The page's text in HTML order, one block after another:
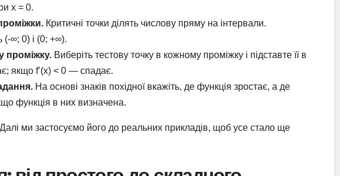
x = 0.
Критичні точки ділять числову пряму на інтервали.
(-∞; 0) і (0; +∞).
проміжку. Виберіть тестову точку в кожному проміжку і підставте її в
якщо f’(x) < 0 — спадає.
На основі знаків похідної вкажіть, де функція зростає, а де
функція в них визначена.
ми застосуємо його до реальних прикладів, щоб усе стало ще